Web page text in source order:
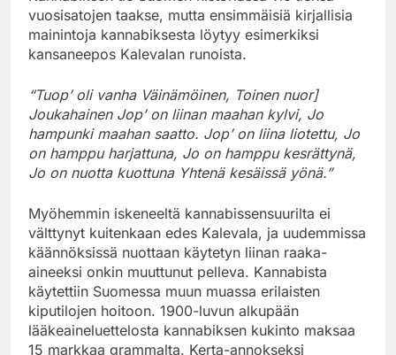
vuosisatojen taakse, mutta ensimmäisiä kirjallisia
mainintoja kannabiksesta löytyy esimerkiksi
kansaneepos Kalevalan runoista.
“Tuop’ oli vanha Väinämöinen, Toinen nuor]
Joukahainen Jop’ on liinan maahan kylvi, Jo
hampunki maahan saatto. Jop’ on liina liotettu, Jo
on hamppu harjattuna, Jo on hamppu kesrättynä,
Jo on nuotta kuottuna Yhtenä kesäissä yönä.”
Myöhemmin iskeneeltä kannabissensuurilta ei
välttynyt kuitenkaan edes Kalevala, ja uudemmissa
käännöksissä nuottaan käytetyn liinan raaka-
aineeksi onkin muuttunut pelleva. Kannabista
käytettiin Suomessa muun muassa erilaisten
kiputilojen hoitoon. 1900-luvun alkupään
lääkeaineluettelosta kannabiksen kukinto maksaa
15 markkaa grammalta. Kerta-annokseksi